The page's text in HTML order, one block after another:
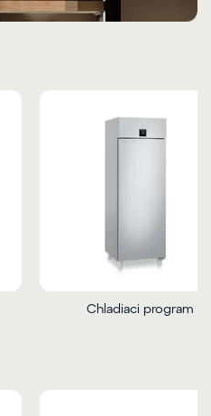
Chladiaci program